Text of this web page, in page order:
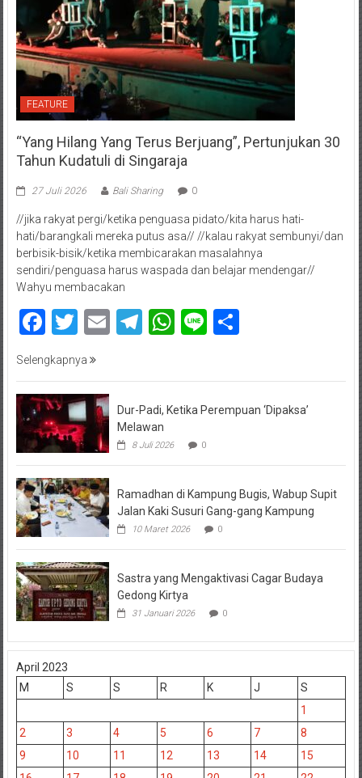
FEATURE
“Yang Hilang Yang Terus Berjuang”, Pertunjukan 30
Tahun Kudatuli di Singaraja
27 Juli 2026 Bali Sharing 0
//jika rakyat pergi/ketika penguasa pidato/kita harus hati-
hati/barangkali mereka putus asa// //kalau rakyat sembunyi/dan
berbisik-bisik/ketika membicarakan masalahnya
sendiri/penguasa harus waspada dan belajar mendengar//
Wahyu membacakan
Facebook
Twitter
EmailTelegram
WhatsApp
LineShare
Selengkapnya
Dur-Padi, Ketika Perempuan ‘Dipaksa’
Melawan
8 Juli 2026 0
Ramadhan di Kampung Bugis, Wabup Supit
Jalan Kaki Susuri Gang-gang Kampung
10 Maret 2026 0
Sastra yang Mengaktivasi Cagar Budaya
Gedong Kirtya
31 Januari 2026 0
April 2023
M
S S R K J
S
1
2
3 4 5 6 7
8
9
10 11 12 13 14
15